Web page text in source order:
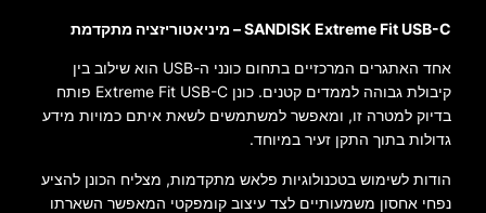
SANDISK Extreme Fit USB-C – מיניאטוריזציה מתקדמת
אחד האתגרים המרכזיים בתחום כונני ה-USB הוא שילוב בין
קיבולת גבוהה לממדים קטנים. כונן Extreme Fit USB-C פותח
בדיוק למטרה זו, ומאפשר למשתמשים לשאת איתם כמויות מידע
גדולות בתוך התקן זעיר במיוחד.
הודות לשימוש בטכנולוגיות פלאש מתקדמות, מצליח הכונן להציע
נפחי אחסון משמעותיים לצד עיצוב קומפקטי המאפשר השארתו